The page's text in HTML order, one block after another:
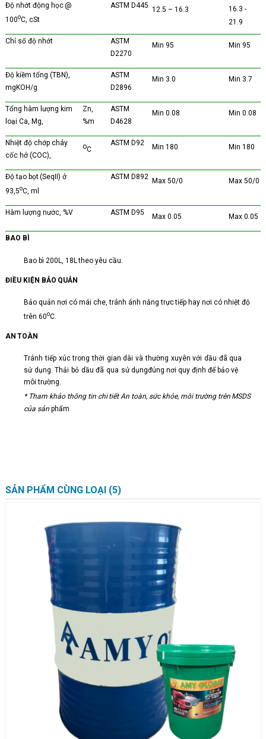
Độ nhớt động học @
100oC, cSt
ASTM D445 12.5 – 16.3 16.3 -
21.9
Chỉ số độ nhớt
ASTM
D2270
Min 95 Min 95
Độ kiềm tổng (TBN),
mgKOH/g
ASTM
D2896
Min 3.0 Min 3.7
Tổng hàm lượng kim
loại Ca, Mg,
Zn,
%m
ASTM
D4628
Min 0.08 Min 0.08
Nhiệt độ chớp cháy
cốc hở (COC),
oC
ASTM D92 Min 180 Min 180
Độ tạo bọt (SeqII) ở
93,5oC, ml
ASTM D892 Max 50/0 Max 50/0
Hàm lượng nước, %V ASTM D95 Max 0.05 Max 0.05
BAO BÌ
Bao bì 200L, 18L theo yêu cầu.
ĐIỀU KIỆN BẢO QUẢN
Bảo quản nơi có mái che, tránh ánh nắng trực tiếp hay nơi có nhiệt độ
trên 60oC.
AN TOÀN
Tránh tiếp xúc trong thời gian dài và thường xuyên với dầu đã qua
sử dụng. Thải bỏ dầu đã qua sử dụngđúng nơi quy định để bảo vệ
môi trường.
* Tham khảo thông tin chi tiếtAn toàn, sức khỏe, môi trường trên MSDS
của sản phẩm
SẢN PHẨM CÙNG LOẠI (5)